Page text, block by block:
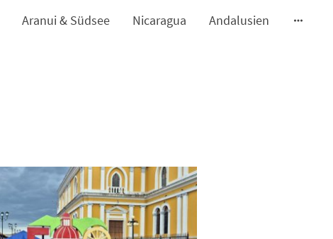
Aranui & Südsee Nicaragua Andalusien